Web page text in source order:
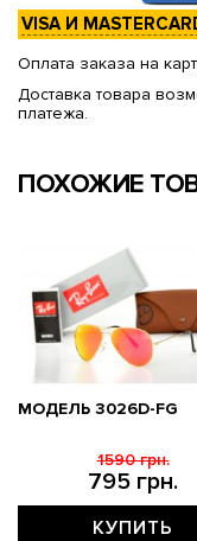
VISA И
Оплата заказа на
Доставка товара
платежа.
ПОХОЖИЕ
МОДЕЛЬ 3026D-FG
795 грн.
1590 грн.
КУПИТЬ